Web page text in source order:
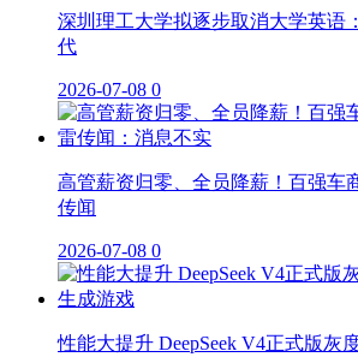
深圳理工大学拟逐步取消大学英语
代
2026-07-08 0
高管薪资归零、全员降薪！百强车
传闻
2026-07-08 0
性能大提升 DeepSeek V4正式版灰